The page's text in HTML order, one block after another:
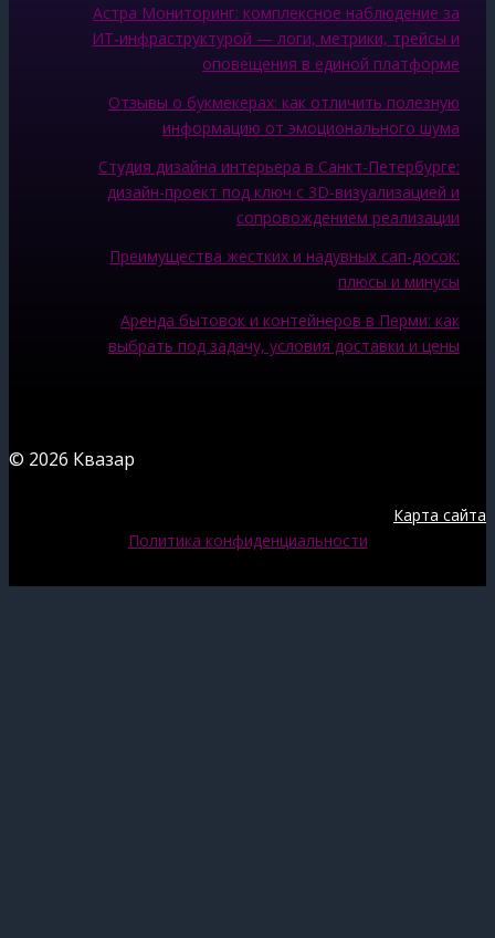
Астра Мониторинг: комплексное наблюдение за
ИТ‑инфраструктурой — логи, метрики, трейсы и
оповещения в единой платформе
Отзывы о букмекерах: как отличить полезную
информацию от эмоционального шума
Студия дизайна интерьера в Санкт-Петербурге:
дизайн-проект под ключ с 3D-визуализацией и
сопровождением реализации
Преимущества жестких и надувных сап-досок:
плюсы и минусы
Аренда бытовок и контейнеров в Перми: как
выбрать под задачу, условия доставки и цены
© 2026 Квазар
Карта сайта
Политика конфиденциальности